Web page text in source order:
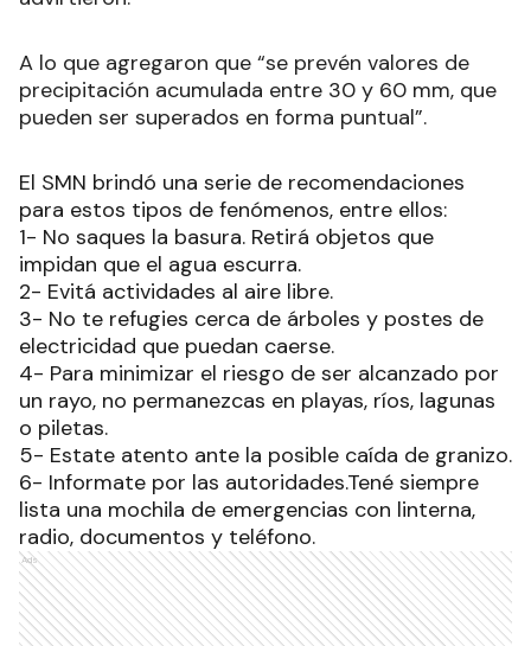
A lo que agregaron que “se prevén valores de
precipitación acumulada entre 30 y 60 mm, que
pueden ser superados en forma puntual”.
El SMN brindó una serie de recomendaciones
para estos tipos de fenómenos, entre ellos:
1- No saques la basura. Retirá objetos que
impidan que el agua escurra.
2- Evitá actividades al aire libre.
3- No te refugies cerca de árboles y postes de
electricidad que puedan caerse.
4- Para minimizar el riesgo de ser alcanzado por
un rayo, no permanezcas en playas, ríos, lagunas
o piletas.
5- Estate atento ante la posible caída de granizo.
6- Informate por las autoridades.Tené siempre
lista una mochila de emergencias con linterna,
radio, documentos y teléfono.
Ads